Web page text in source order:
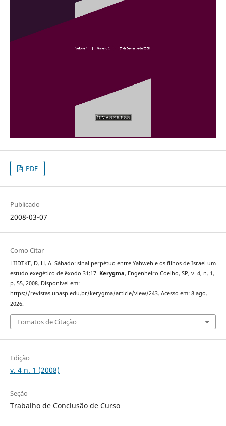
PDF
Publicado
2008-03-07
Como Citar
LIIDTKE, D. H. A. Sábado: sinal perpétuo entre Yahweh e os filhos de Israel um
estudo exegético de êxodo 31:17. Kerygma, Engenheiro Coelho, SP, v. 4, n. 1,
p. 55, 2008. Disponível em:
https://revistas.unasp.edu.br/kerygma/article/view/243. Acesso em: 8 ago.
2026.
Fomatos de Citação
Edição
v. 4 n. 1 (2008)
Seção
Trabalho de Conclusão de Curso